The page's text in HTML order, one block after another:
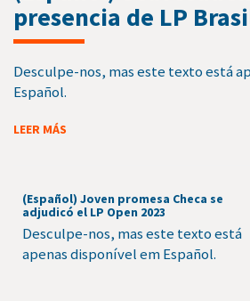
presencia de LP
Desculpe-nos, mas este texto está
Español.
LEER MÁS
(Español) Joven promesa Checa se
adjudicó el LP Open 2023
Desculpe-nos, mas este texto está
apenas disponível em Español.